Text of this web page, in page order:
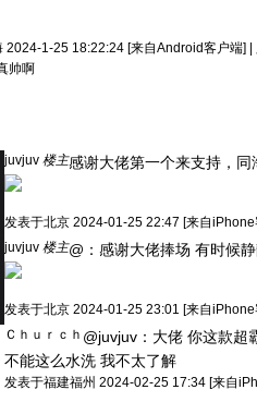
2024-1-25 18:22:24 [来自Android客户端]
帅啊
juvjuv 楼主感谢大佬第一个来支持，同
发表于北京 2024-01-25 22:47 [来自iPhone
juvjuv 楼主@： 感谢大佬捧场 有时候
发表于北京 2024-01-25 23:01 [来自iPhone
Ｃｈｕｒｃｈ @juvjuv： 大佬 你这款超
不能这么水洗 我不太了解
发表于福建福州 2024-02-25 17:34 [来自